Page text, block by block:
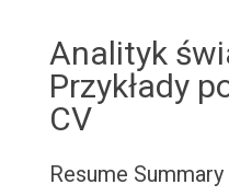
Analityk
Przykłady
CV
Resume